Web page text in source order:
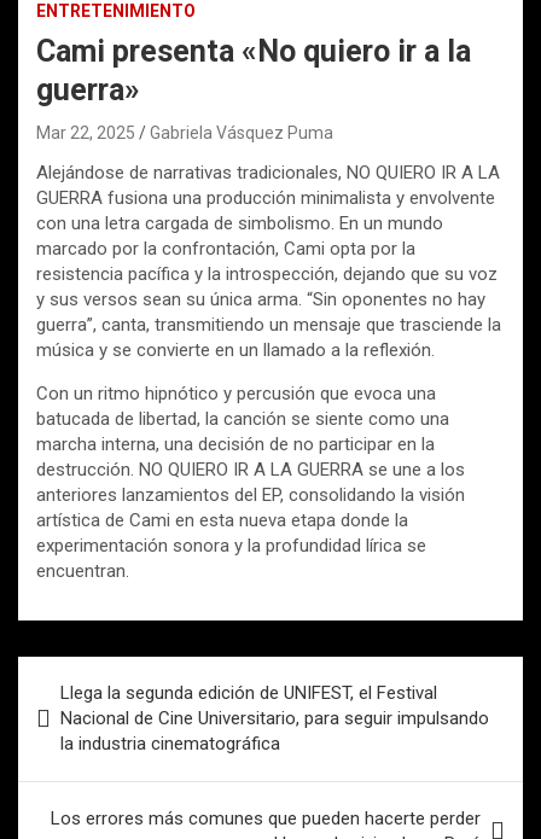
ENTRETENIMIENTO
Cami presenta «No quiero ir a la
guerra»
Mar 22, 2025 Gabriela Vásquez Puma
Alejándose de narrativas tradicionales, NO QUIERO IR A LA
GUERRA fusiona una producción minimalista y envolvente
con una letra cargada de simbolismo. En un mundo
marcado por la confrontación, Cami opta por la
resistencia pacífica y la introspección, dejando que su voz
y sus versos sean su única arma. “Sin oponentes no hay
guerra”, canta, transmitiendo un mensaje que trasciende la
música y se convierte en un llamado a la reflexión.
Con un ritmo hipnótico y percusión que evoca una
batucada de libertad, la canción se siente como una
marcha interna, una decisión de no participar en la
destrucción. NO QUIERO IR A LA GUERRA se une a los
anteriores lanzamientos del EP, consolidando la visión
artística de Cami en esta nueva etapa donde la
experimentación sonora y la profundidad lírica se
encuentran.
de
entradas
Llega la segunda edición de UNIFEST, el Festival
Nacional de Cine Universitario, para seguir impulsando
la industria cinematográfica
Los errores más comunes que pueden hacerte perder